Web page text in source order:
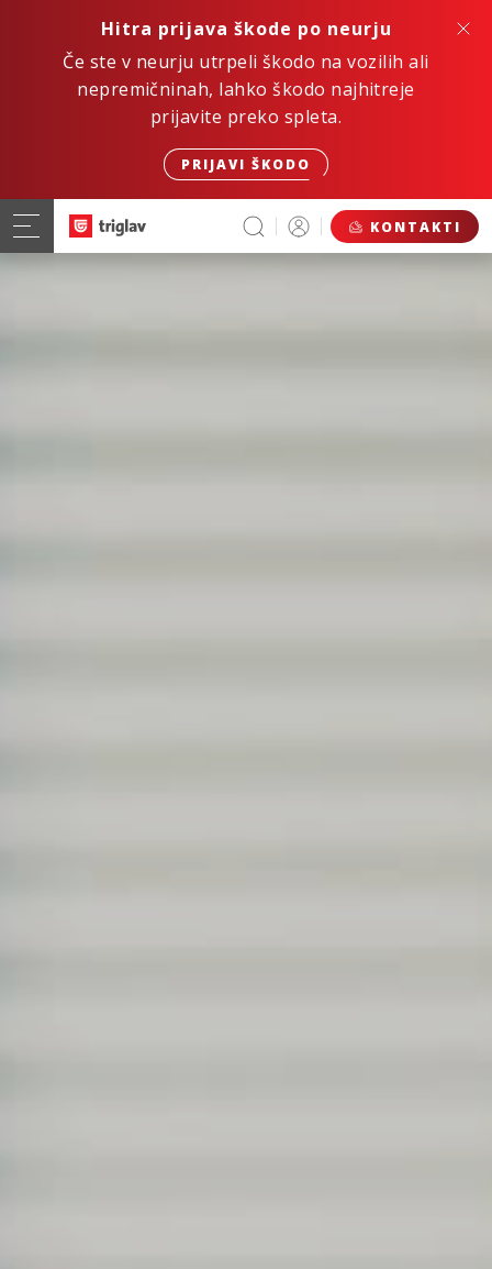
Hitra prijava škode po neurju
Če ste v neurju utrpeli škodo na vozilih ali
nepremičninah, lahko škodo najhitreje
prijavite preko spleta.
PRIJAVI ŠKODO
KONTAKTI